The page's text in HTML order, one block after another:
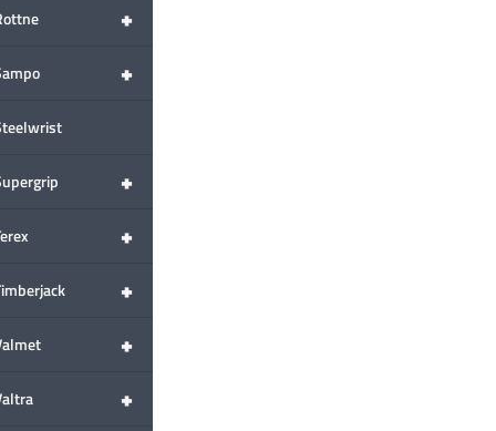
+
+
+
+
+
+
+